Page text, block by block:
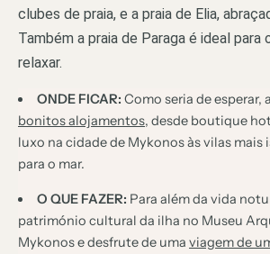
clubes de praia, e a praia de Elia,
Também a praia de Paraga é ideal para
relaxar.
ONDE FICAR: Como seria de esperar,
bonitos alojamentos, desde boutique
luxo na cidade de Mykonos às vilas mais
para o mar.
O QUE FAZER: Para além da vida
património cultural da ilha no Museu
Mykonos e desfrute de uma viagem de